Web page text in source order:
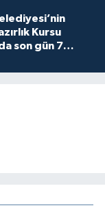
Kursu
son gün 7